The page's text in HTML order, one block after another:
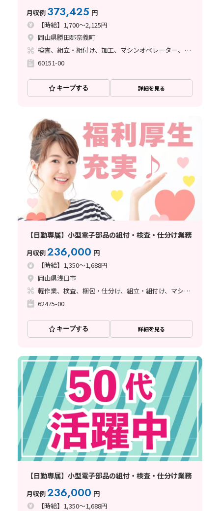
月収例 373,425 円
【時給】1,700～2,125円
岡山県勝田郡奈義町
検査、組立・組付け、加工、マシンオペレーター、バリ取り
60151-00
キープする 詳細を見る
【日勤専属】小型電子部品の組付・検査・仕分け業務
月収例236,000 円
【時給】1,350～1,688円
岡山県浅口市
軽作業、検査、梱包・仕分け、組立・組付け、マシンオペレーター、ハンダ付け
62475-00
キープする 詳細を見る
【日勤専属】小型電子部品の組付・検査・仕分け業務
月収例236,000 円
【時給】1,350～1,688円